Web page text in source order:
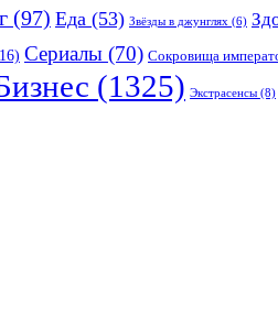
(97) Еда (53) Звёзды в джунглях (6)
Сериалы (70) Сокровища
(1325) Экстрасенсы (8)